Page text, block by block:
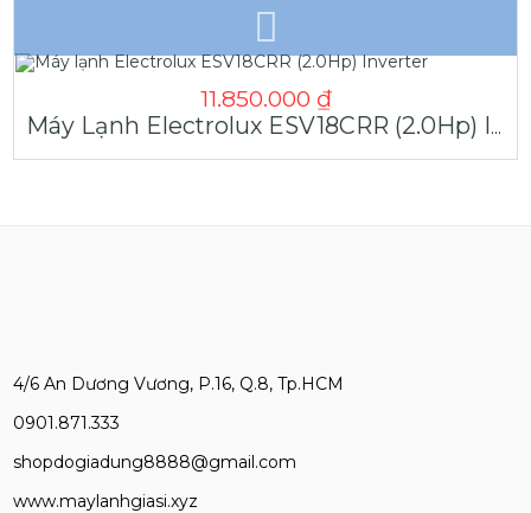
11.850.000 ₫
Máy Lạnh Electrolux ESV18CRR (2.0Hp) Inverter
4/6 An Dương Vương, P.16, Q.8, Tp.HCM
0901.871.333
shopdogiadung8888@gmail.com
www.maylanhgiasi.xyz